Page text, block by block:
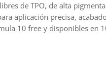
de TPO, de alta
aplicación precisa,
10 free y disponibles en